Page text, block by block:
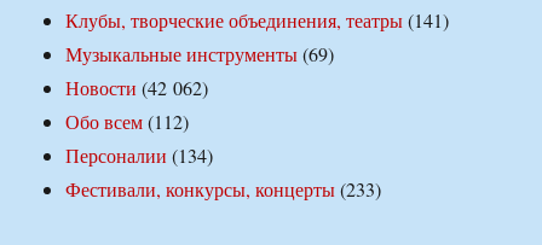
Клубы, творческие объединения, театры(141)
Музыкальные инструменты(69)
Новости (42 062)
Обо всем(112)
Персоналии (134)
Фестивали, конкурсы, концерты(233)